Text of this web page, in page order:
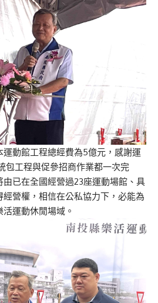
動館工程總經費為5億元，感謝運
包工程與促參招商作業都一次完
已在全國經營過23座運動場館、具
營權，相信在公私協力下，必能為
運動休閒場域。